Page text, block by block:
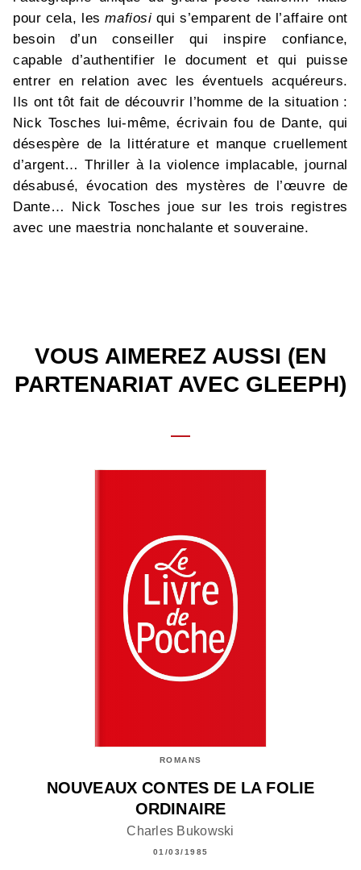
pour cela, lesmafiosi qui s’emparent de l’affaire ont
besoin d’un conseiller qui inspire confiance,
capable d’authentifier le document et qui puisse
entrer en relation avec les éventuels acquéreurs.
Ils ont tôt fait de découvrir l’homme de la situation :
Nick Tosches lui-même, écrivain fou de Dante, qui
désespère de la littérature et manque cruellement
d’argent… Thriller à la violence implacable, journal
désabusé, évocation des mystères de l’œuvre de
Dante… Nick Tosches joue sur les trois registres
avec une maestria nonchalante et souveraine.
VOUS AIMEREZ AUSSI (EN
PARTENARIAT AVEC GLEEPH)
ROMANS
NOUVEAUX CONTES DE LA FOLIE
ORDINAIRE
Charles Bukowski
01/03/1985